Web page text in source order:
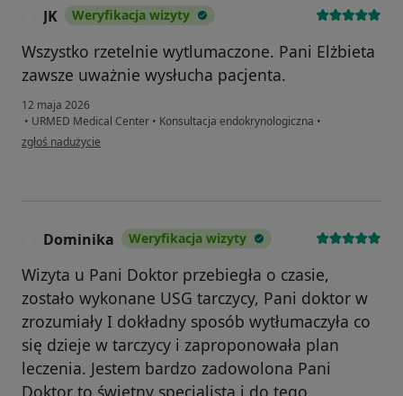
JK Weryfikacja wizyty
Wszystko rzetelnie wytlumaczone. Pani Elżbieta
zawsze uważnie wysłucha pacjenta.
12 maja 2026
• URMED Medical Center • Konsultacja endokrynologiczna •
w opinii użytkownika JK
zgłoś nadużycie
Dominika Weryfikacja wizyty
Wizyta u Pani Doktor przebiegła o czasie,
zostało wykonane USG tarczycy, Pani doktor w
zrozumiały I dokładny sposób wytłumaczyła co
się dzieje w tarczycy i zaproponowała plan
leczenia. Jestem bardzo zadowolona Pani
Doktor to świetny specjalista i do tego